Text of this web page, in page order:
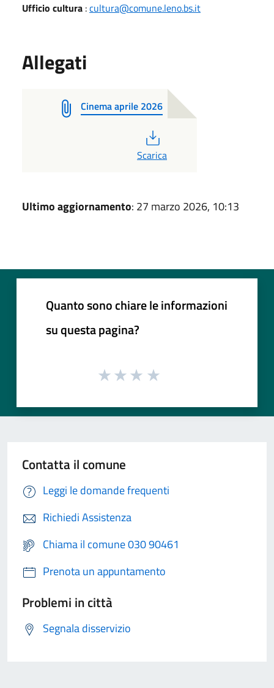
Ufficio cultura :cultura@comune.leno.bs.it
Allegati
Cinema aprile 2026
Scarica
Ultimo aggiornamento: 27 marzo 2026, 10:13
Quanto sono chiare le informazioni
su questa pagina?
Contatta il comune
Leggi le domande frequenti
Richiedi Assistenza
Chiama il comune 030 90461
Prenota un appuntamento
Problemi in città
Segnala disservizio